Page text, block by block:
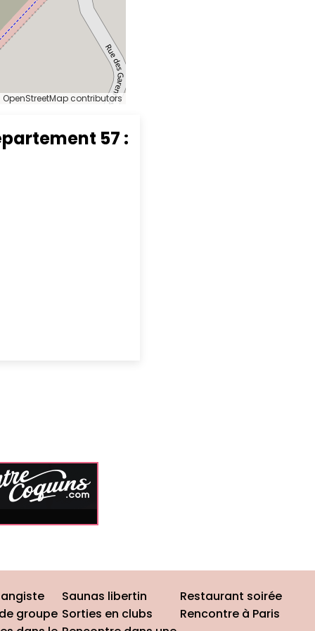
contributors
57 :
Saunas libertin
Restaurant soirée
groupe Sorties en clubs
Rencontre à Paris